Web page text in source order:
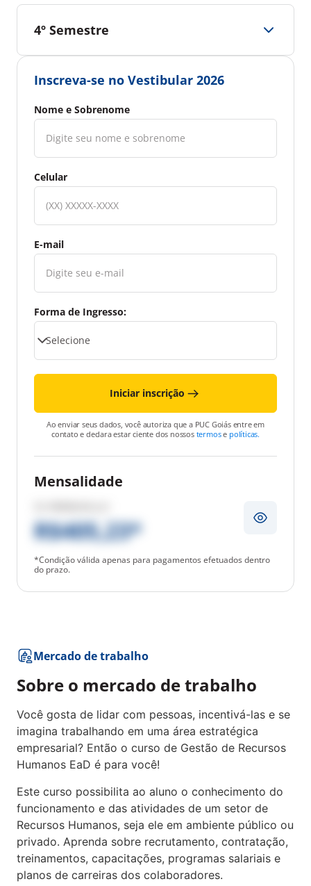
4º Semestre
Inscreva-se no Vestibular 2026
Nome e Sobrenome
Celular
E-mail
Forma de Ingresso:
Iniciar inscrição
Ao enviar seus dados, você autoriza que a PUC Goiás entre em
contato e declara estar ciente dos nossos termose políticas.
Mensalidade
R$405,23*
*Condição válida apenas para pagamentos efetuados dentro
do prazo.
Mercado de trabalho
Sobre o mercado de trabalho
Você gosta de lidar com pessoas, incentivá-las e se
imagina trabalhando em uma área estratégica
empresarial? Então o curso de Gestão de Recursos
Humanos EaD é para você!
Este curso possibilita ao aluno o conhecimento do
funcionamento e das atividades de um setor de
Recursos Humanos, seja ele em ambiente público ou
privado. Aprenda sobre recrutamento, contratação,
treinamentos, capacitações, programas salariais e
planos de carreiras dos colaboradores.